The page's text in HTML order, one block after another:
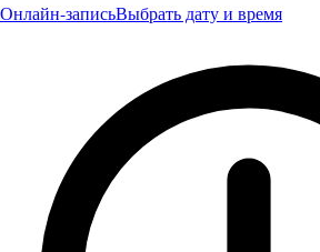
Онлайн-записьВыбрать дату и время